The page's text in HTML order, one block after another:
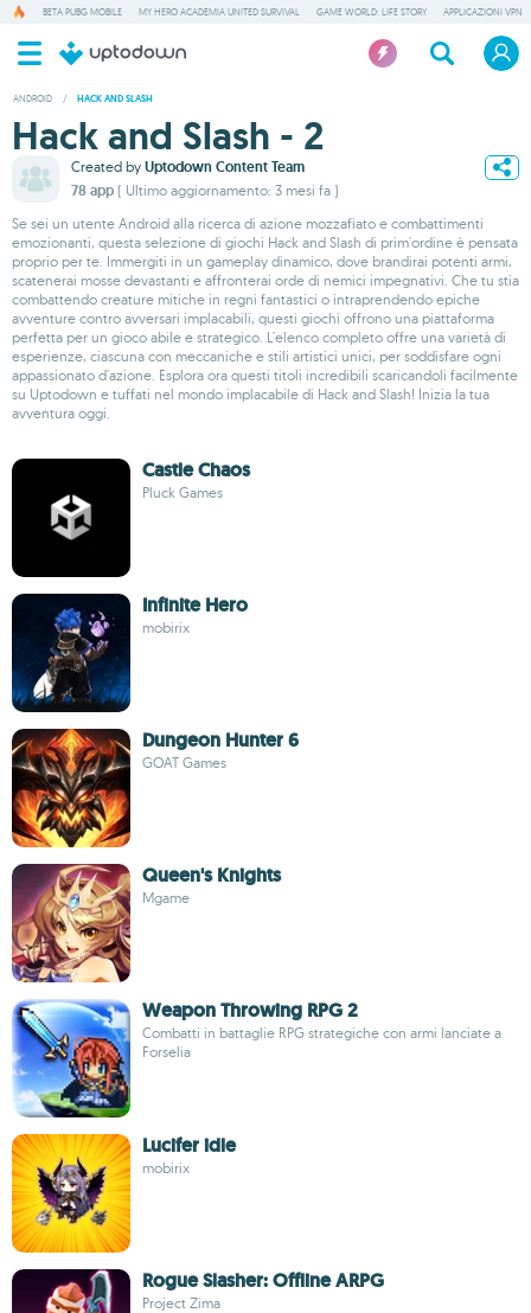
BETA PUBG MOBILE MY HERO ACADEMIA UNITED SURVIVAL GAME WORLD: LIFE STORY APPLICAZIONI VPN
ANDROID / HACK AND SLASH
Hack and Slash - 2
Created by Uptodown Content Team
78 app ( Ultimo aggiornamento: 3 mesi fa )
Se sei un utente Android alla ricerca di azione mozzafiato e combattimenti
emozionanti, questa selezione di giochi Hack and Slash di prim'ordine è pensata
proprio per te. Immergiti in un gameplay dinamico, dove brandirai potenti armi,
scatenerai mosse devastanti e affronterai orde di nemici impegnativi. Che tu stia
combattendo creature mitiche in regni fantastici o intraprendendo epiche
avventure contro avversari implacabili, questi giochi offrono una piattaforma
perfetta per un gioco abile e strategico. L'elenco completo offre una varietà di
esperienze, ciascuna con meccaniche e stili artistici unici, per soddisfare ogni
appassionato d'azione. Esplora ora questi titoli incredibili scaricandoli facilmente
su Uptodown e tuffati nel mondo implacabile di Hack and Slash! Inizia la tua
avventura oggi.
Castle Chaos
Pluck Games
Infinite Hero
mobirix
Dungeon Hunter 6
GOAT Games
Queen's Knights
Mgame
Weapon Throwing RPG 2
Combatti in battaglie RPG strategiche con armi lanciate a
Forselia
Lucifer idle
mobirix
Rogue Slasher: Offline ARPG
Project Zima